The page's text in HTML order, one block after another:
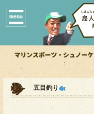
五目釣り